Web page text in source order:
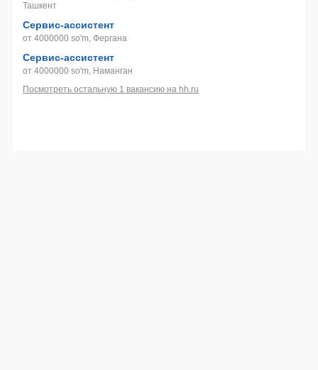
Ташкент
Сервис-ассистент
от 4000000 so'm, Фергана
Сервис-ассистент
от 4000000 so'm, Наманган
Посмотреть остальную 1 вакансию на hh.ru